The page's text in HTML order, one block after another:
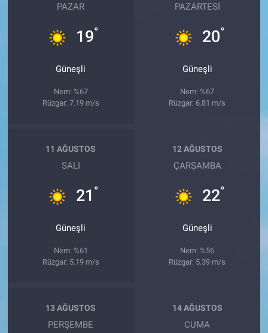
PAZAR
19°
Güneşli
Nem: %67
Rüzgar: 7.19 m/s
PAZARTESI
20°
Güneşli
Nem: %67
Rüzgar: 6.81 m/s
11 AĞUSTOS
SALI
21 °
Güneşli
Nem: %61
Rüzgar: 5.19 m/s
12 AĞUSTOS
ÇARŞAMBA
22°
Güneşli
Nem: %56
Rüzgar: 5.39 m/s
13 AĞUSTOS
PERŞEMBE
14 AĞUSTOS
CUMA